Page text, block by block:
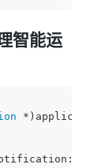
智能运
*)application